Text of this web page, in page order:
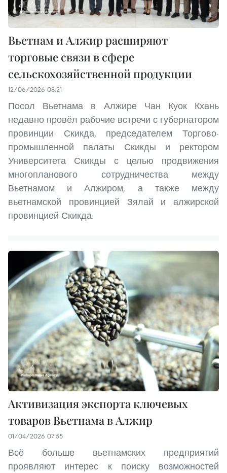
Вьетнам и Алжир расширяют
торговые связи в сфере
сельскохозяйственной продукции
12/06/2026 08:21
Посол Вьетнама в Алжире Чан Куок Кхань
недавно провёл рабочие встречи с губернатором
провинции Скикда, председателем Торгово-
промышленной палаты Скикды и ректором
Университета Скикды с целью продвижения
многопланового сотрудничества между
Вьетнамом и Алжиром, а также между
вьетнамской провинцией Зялай и алжирской
провинцией Скикда.
Активизация экспорта ключевых
товаров Вьетнама в Алжир
01/04/2026 07:55
Всё больше вьетнамских предприятий
проявляют интерес к поиску возможностей